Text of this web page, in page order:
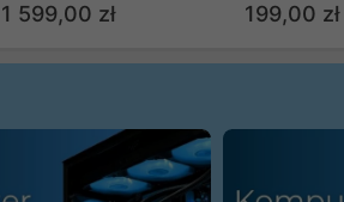
1 599,00 zł 199,00 zł